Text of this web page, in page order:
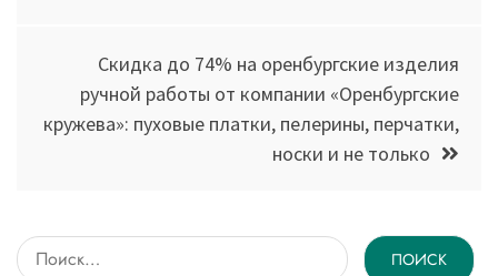
Скидка до 74% на оренбургские изделия
ручной работы от компании «Оренбургские
кружева»: пуховые платки, пелерины, перчатки,
носки и не только
Найти: